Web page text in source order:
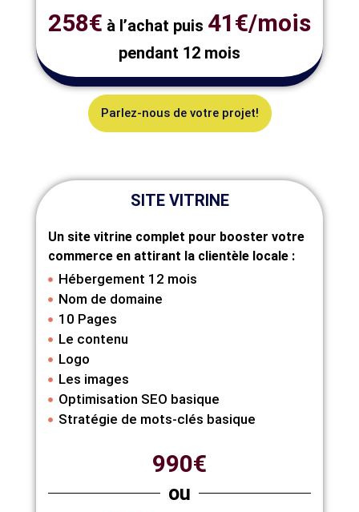
258€ à l’achat puis 41€/mois
pendant 12 mois
Parlez-nous de votre projet!
SITE VITRINE
Un site vitrine complet pour booster votre
commerce en attirant la clientèle locale :
Hébergement 12 mois
Nom de domaine
10 Pages
Le contenu
Logo
Les images
Optimisation SEO basique
Stratégie de mots-clés basique
990€
ou